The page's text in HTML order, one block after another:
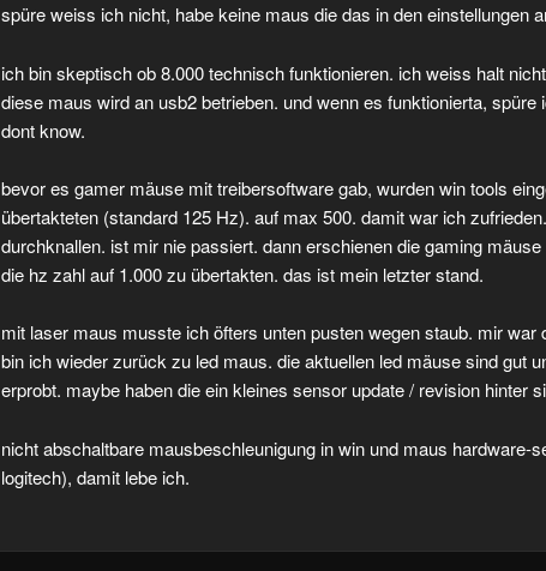
spüre weiss ich nicht, habe keine maus die das in den einstellungen
ich bin skeptisch ob 8.000 technisch funktionieren. ich weiss halt
diese maus wird an usb2 betrieben. und wenn es funktionierta,
dont know.
bevor es gamer mäuse mit treibersoftware gab, wurden win tools
übertakteten (standard 125 Hz). auf max 500. damit war ich
durchknallen. ist mir nie passiert. dann erschienen die gaming
die hz zahl auf 1.000 zu übertakten. das ist mein letzter stand.
mit laser maus musste ich öfters unten pusten wegen staub. mir war
bin ich wieder zurück zu led maus. die aktuellen led mäuse sind gut
erprobt. maybe haben die ein kleines sensor update / revision hinter
nicht abschaltbare mausbeschleunigung in win und maus hardware-
logitech), damit lebe ich.